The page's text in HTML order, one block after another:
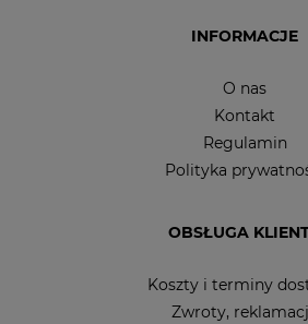
INFORMACJE
O nas
Kontakt
Regulamin
Polityka
OBSŁUGA
Koszty i terminy
Zwroty,